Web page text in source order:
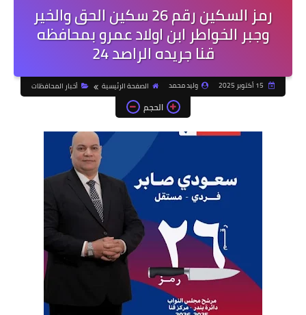
رمز السكين رقم 26 سكين الحق والخير
وجبر الخواطر ابن اولاد عمرو بمحافظه
قنا جريده الراصد 24
وليد محمد الصفحة الرئيسية أخبار المحافظات
الحجم